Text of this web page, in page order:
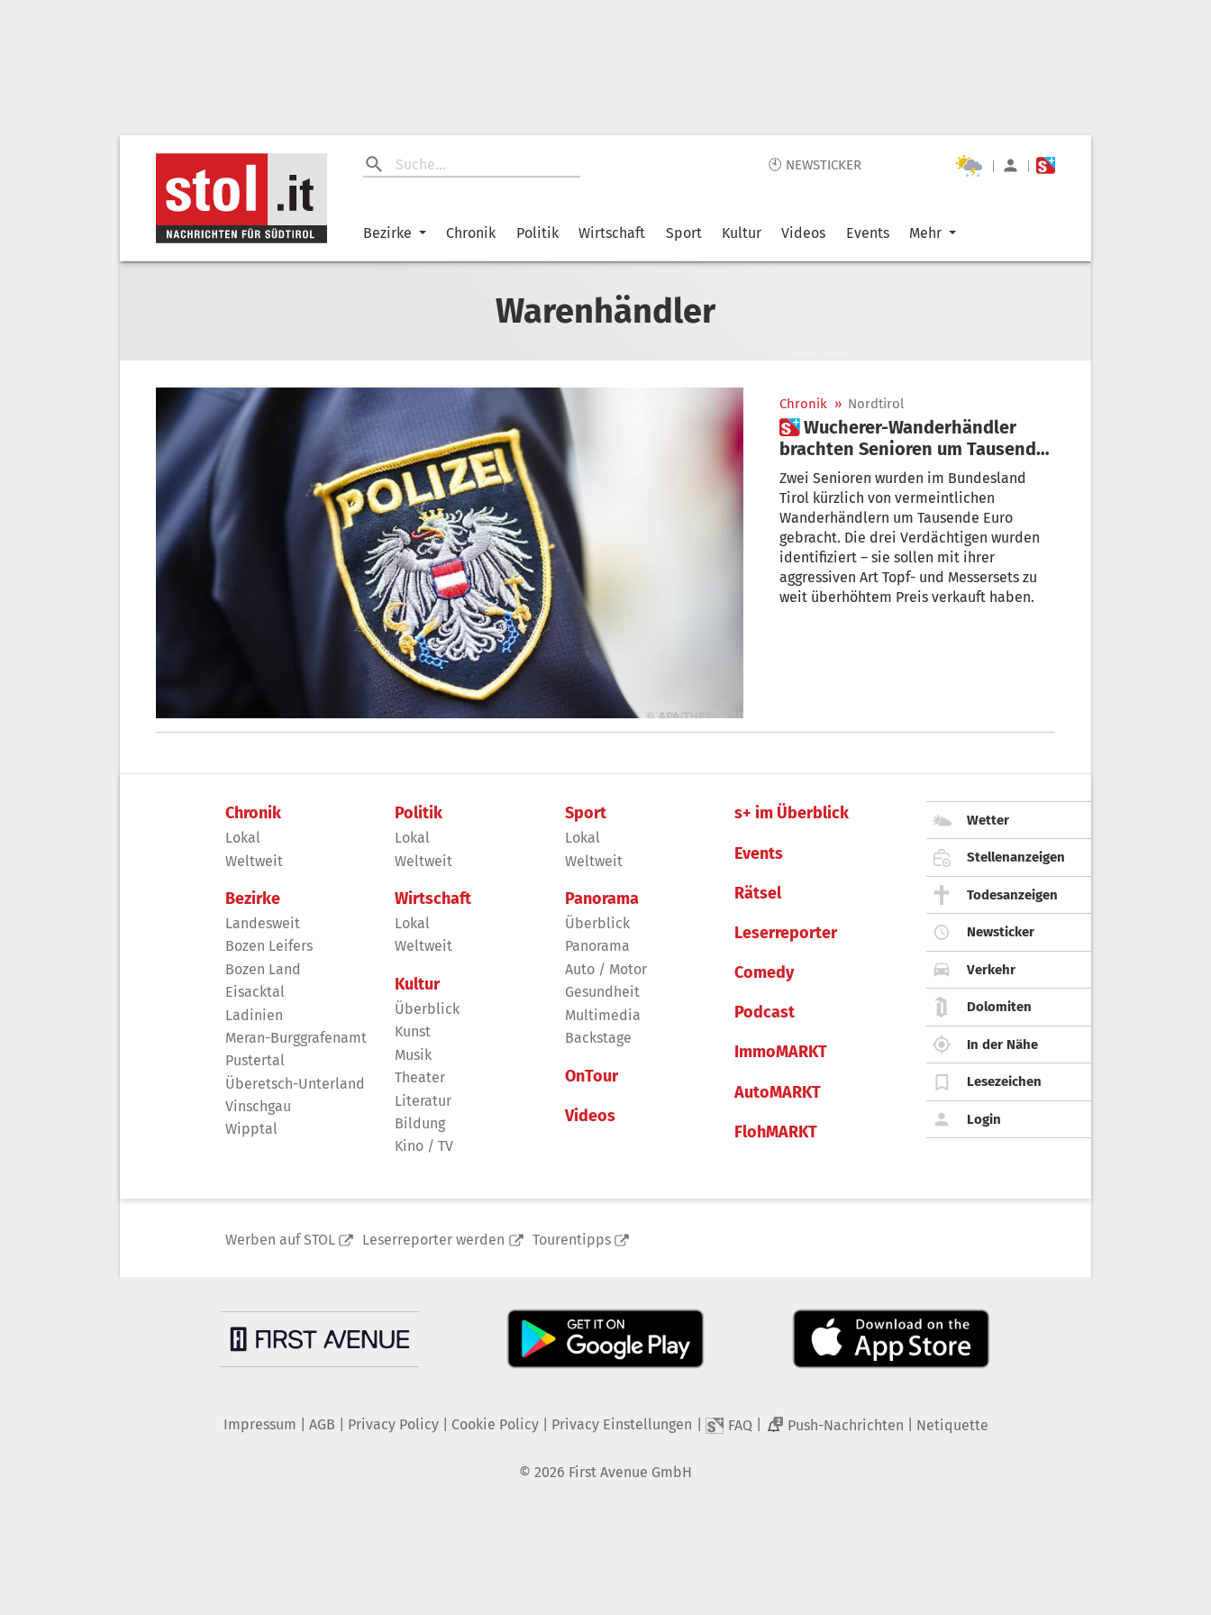
🕙 NEWSTICKER | |
Bezirke Chronik Politik Wirtschaft Sport Kultur Videos Events Mehr
Warenhändler
Chronik » Nordtirol
 Wucherer-Wanderhändler
brachten Senioren um Tausende
Euro – Anzeigen
Zwei Senioren wurden im Bundesland
Tirol kürzlich von vermeintlichen
Wanderhändlern um Tausende Euro
gebracht. Die drei Verdächtigen wurden
identifiziert – sie sollen mit ihrer
aggressiven Art Topf- und Messersets zu
weit überhöhtem Preis verkauft haben.
Chronik
Lokal
Weltweit
Bezirke
Landesweit
Bozen Leifers
Bozen Land
Eisacktal
Ladinien
Meran-Burggrafenamt
Pustertal
Überetsch-Unterland
Vinschgau
Wipptal
Politik
Lokal
Weltweit
Wirtschaft
Lokal
Weltweit
Kultur
Überblick
Kunst
Musik
Theater
Literatur
Bildung
Kino / TV
Sport
Lokal
Weltweit
Panorama
Überblick
Panorama
Auto / Motor
Gesundheit
Multimedia
Backstage
OnTour
Videos
s+ im Überblick
Events
Rätsel
Leserreporter
Comedy
Podcast
ImmoMARKT
AutoMARKT
FlohMARKT
Wetter
Stellenanzeigen
Todesanzeigen
Newsticker
Verkehr
Dolomiten
In der Nähe
Lesezeichen
Login
Werben auf STOL Leserreporter werden Tourentipps
Impressum AGB Privacy Policy| Cookie Policy| Privacy Einstellungen FAQ 2 Push-Nachrichten Netiquette
© 2026 First Avenue GmbH